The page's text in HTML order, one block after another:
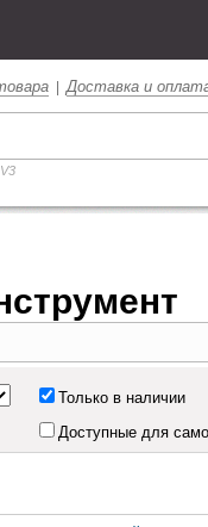
|Доставка и
Только в наличии
Доступные для